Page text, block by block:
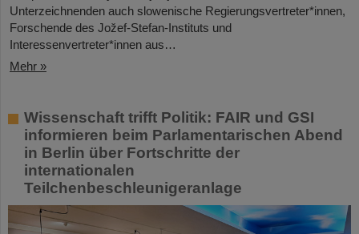
Unterzeichnenden auch slowenische Regierungsvertreter*innen,
Forschende des Jožef-Stefan-Instituts und
Interessenvertreter*innen aus…
Mehr »
Wissenschaft trifft Politik: FAIR und GSI
informieren beim Parlamentarischen Abend
in Berlin über Fortschritte der
internationalen
Teilchenbeschleunigeranlage